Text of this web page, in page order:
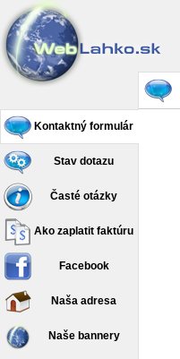
Kontaktný formulár
Stav dotazu
Časté otázky
Ako zaplatit faktúru
Facebook
Naša adresa
Naše bannery